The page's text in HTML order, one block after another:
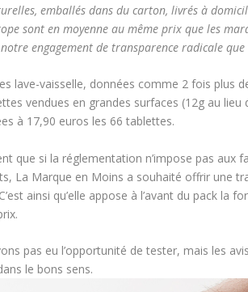
emballés dans du carton, livrés à
sont en moyenne au même prix que les
notre engagement de transparence radicale
lave-vaisselle, données comme 2 fois plus
vendues en grandes surfaces (12g au lieu
à 17,90 euros les 66 tablettes.
que si la réglementation n’impose pas aux
La Marque en Moins a souhaité offrir une
ainsi qu’elle appose à l’avant du pack la
pas eu l’opportunité de tester, mais les
le bons sens.